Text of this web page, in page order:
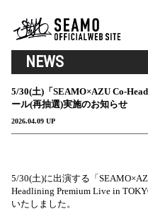
NEWS
5/30(土)「SEAMO×AZU Co-
ール(再抽選)実施のお知らせ
2026.04.09 UP
5/30(土)に出演する「
Headlining Premium Live in
いたしました。